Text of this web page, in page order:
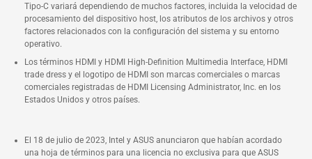
Tipo-C variará dependiendo de muchos factores, incluida la velocidad de
procesamiento del dispositivo host, los atributos de los archivos y otros
factores relacionados con la configuración del sistema y su entorno
operativo.
Los términos HDMI y HDMI High-Definition Multimedia Interface, HDMI
trade dress y el logotipo de HDMI son marcas comerciales o marcas
comerciales registradas de HDMI Licensing Administrator, Inc. en los
Estados Unidos y otros países.
El 18 de julio de 2023, Intel y ASUS anunciaron que habían acordado
una hoja de términos para una licencia no exclusiva para que ASUS